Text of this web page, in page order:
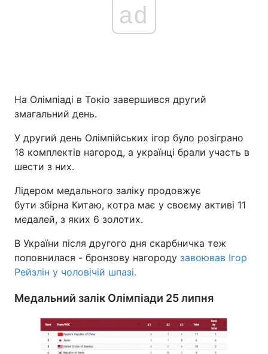
ad
На Олімпіаді в Токіо завершився другий
змагальний день.
У другий день Олімпійських ігор було розіграно
18 комплектів нагород, а українці брали участь в
шести з них.
Лідером медального заліку продовжує
бути збірна Китаю, котра має у своєму активі 11
медалей, з яких 6 золотих.
В України після другого дня скарбничка теж
поповнилася - бронзову нагороду завоював Ігор
Рейзлін у чоловічій шпазі.
Медальний залік Олімпіади 25 липня